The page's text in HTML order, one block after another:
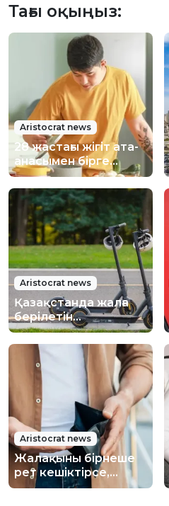
Тағы оқыңыз:
Aristocrat news
28 жастағы жігіт ата-
анасымен бірге
тұрып, миллиондап
ақша тапқан
Aristocrat news
Қазақстанда жалға
берілетін
самокаттарға нөмір
қойылып, оларды
сақтандыру міндетті
болады
Aristocrat news
Жалақыны бірнеше
рет кешіктірсе,
жұмыс берушіні